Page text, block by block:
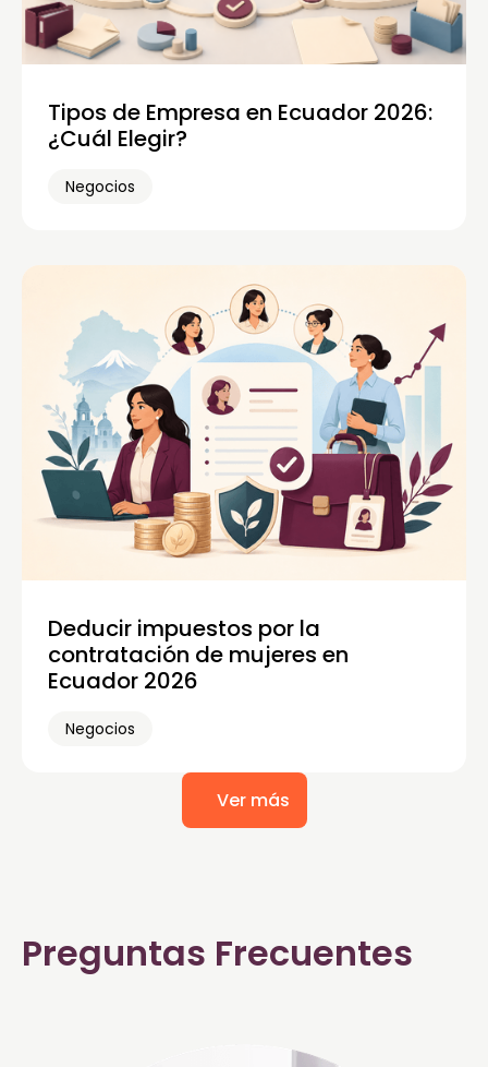
Tipos de Empresa en Ecuador 2026:
¿Cuál Elegir?
Negocios
Deducir impuestos por la
contratación de mujeres en
Ecuador 2026
Negocios
Ver más
Preguntas Frecuentes